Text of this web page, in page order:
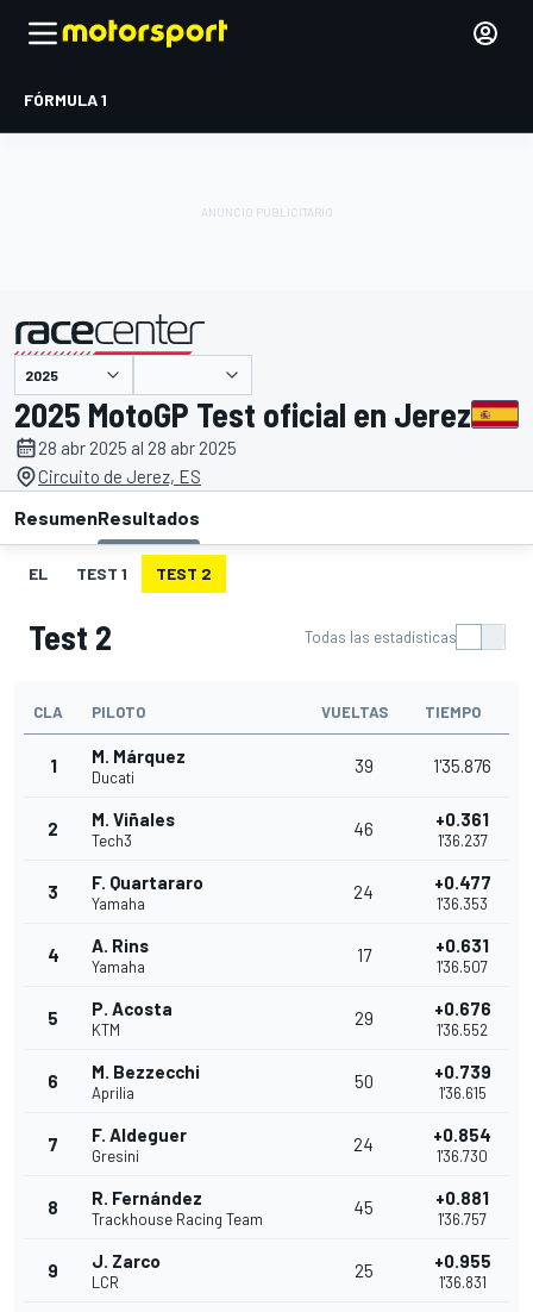
FÓRMULA 1
presentado por
2025 MotoGP Test oficial en Jerez
28 abr 2025 al 28 abr 2025
Circuito de Jerez, ES
ResumenResultados
EL TEST 1 TEST 2
Test 2 Todas las estadísticas
CLA PILOTO VUELTAS TIEMPO
1 M. Márquez
Ducati
39 1'35.876
2 M. Viñales
Tech3
46 +0.361
1'36.237
3 F. Quartararo
Yamaha
24 +0.477
1'36.353
4 A. Rins
Yamaha
17 +0.631
1'36.507
5 P. Acosta
KTM
29 +0.676
1'36.552
6 M. Bezzecchi
Aprilia
50 +0.739
1'36.615
7 F. Aldeguer
Gresini
24 +0.854
1'36.730
8 R. Fernández
Trackhouse Racing Team
45 +0.881
1'36.757
9 J. Zarco
LCR
25 +0.955
1'36.831